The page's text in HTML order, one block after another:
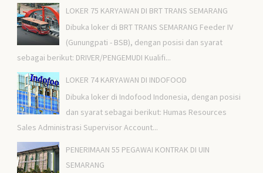
LOKER 75 KARYAWAN DI BRT TRANS SEMARANG
Dibuka loker di BRT TRANS SEMARANG Feeder IV
(Gunungpati - BSB), dengan posisi dan syarat
sebagai berikut: DRIVER/PENGEMUDI Kualifi...
LOKER 74 KARYAWAN DI INDOFOOD
Dibuka loker di Indofood Indonesia, dengan posisi
dan syarat sebagai berikut: Humas Resources
Sales Administrasi Supervisor Account...
PENERIMAAN 55 PEGAWAI KONTRAK DI UIN
SEMARANG